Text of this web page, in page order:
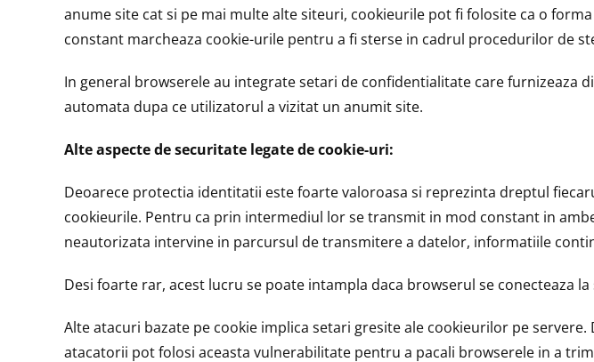
anume site cat si pe mai multe alte siteuri, cookieurile pot fi folosite ca o
constant marcheaza cookie-urile pentru a fi sterse in cadrul procedurilor de
In general browserele au integrate setari de confidentialitate care furnizeaza
automata dupa ce utilizatorul a vizitat un anumit site.
Alte aspecte de securitate legate de cookie-uri:
Deoarece protectia identitatii este foarte valoroasa si reprezinta dreptul
cookieurile. Pentru ca prin intermediul lor se transmit in mod constant in
neautorizata intervine in parcursul de transmitere a datelor, informatiile
Desi foarte rar, acest lucru se poate intampla daca browserul se conecteaza
Alte atacuri bazate pe cookie implica setari gresite ale cookieurilor pe
atacatorii pot folosi aceasta vulnerabilitate pentru a pacali browserele in a